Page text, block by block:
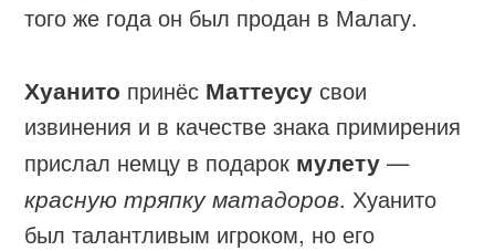
того же года он был продан в Малагу.
Хуанито принёс Маттеусу свои
извинения и в качестве знака примирения
прислал немцу в подарок мулету —
красную тряпку матадоров. Хуанито
был талантливым игроком, но его